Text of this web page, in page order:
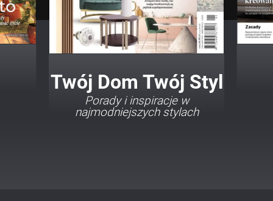
Twój Dom Twój Styl
Porady i inspiracje w
najmodniejszych stylach